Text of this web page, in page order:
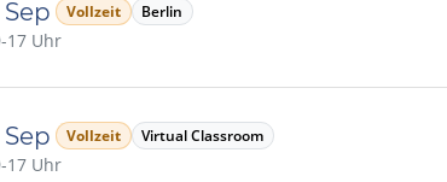
Sep Vollzeit Berlin
17 Uhr
Sep Vollzeit Virtual Classroom
17 Uhr